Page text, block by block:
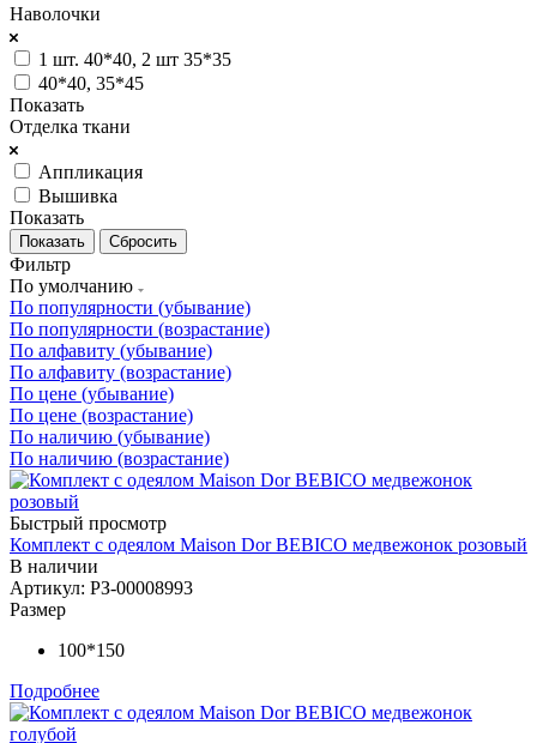
Наволочки
1 шт. 40*40, 2 шт 35*35
40*40, 35*45
Показать
Отделка ткани
Аппликация
Вышивка
Показать
Сбросить
Фильтр
По умолчанию
По популярности (убывание)
По популярности (возрастание)
По алфавиту (убывание)
По алфавиту (возрастание)
По цене (убывание)
По цене (возрастание)
По наличию (убывание)
По наличию (возрастание)
Быстрый просмотр
Комплект с одеялом Maison Dor BEBICO медвежонок розовый
В наличии
Артикул: РЗ-00008993
Размер
100*150
Подробнее